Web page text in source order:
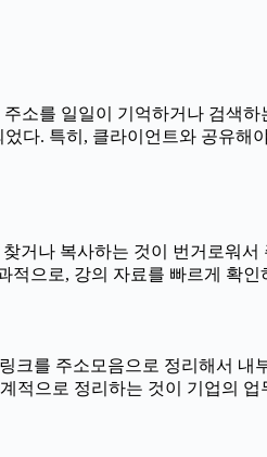
소를 일일이 기억하거나 검색
다. 특히, 클라이언트와 공유
거나 복사하는 것이 번거로워
으로, 강의 자료를 빠르게 확
를 주소모음으로 정리해서
으로 정리하는 것이 기업의